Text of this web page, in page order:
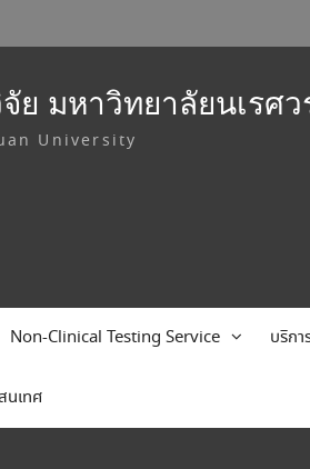
ย มหาวิทยาลัยนเรศว
University
Non-Clinical Testing Service บริก
นเทศ